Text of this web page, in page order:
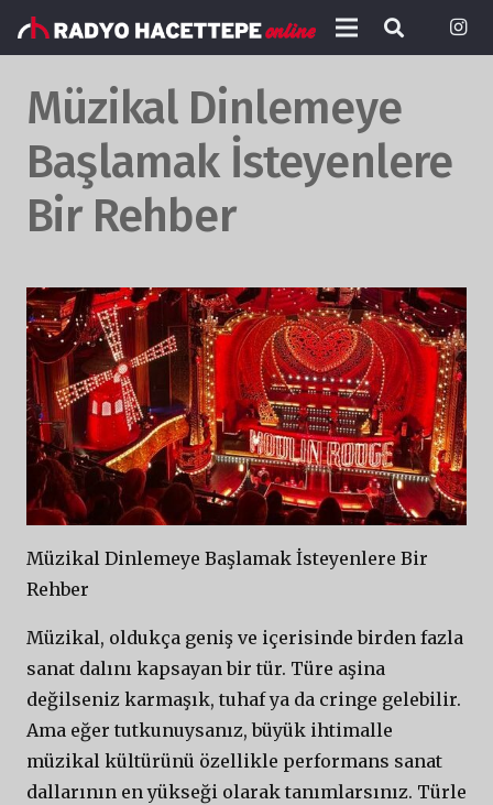
Müzikal Dinlemeye
Başlamak İsteyenlere
Bir Rehber
Müzikal Dinlemeye Başlamak İsteyenlere Bir
Rehber
Müzikal, oldukça geniş ve içerisinde birden fazla
sanat dalını kapsayan bir tür. Türe aşina
değilseniz karmaşık, tuhaf ya da cringe gelebilir.
Ama eğer tutkunuysanız, büyük ihtimalle
müzikal kültürünü özellikle performans sanat
dallarının en yükseği olarak tanımlarsınız. Türle